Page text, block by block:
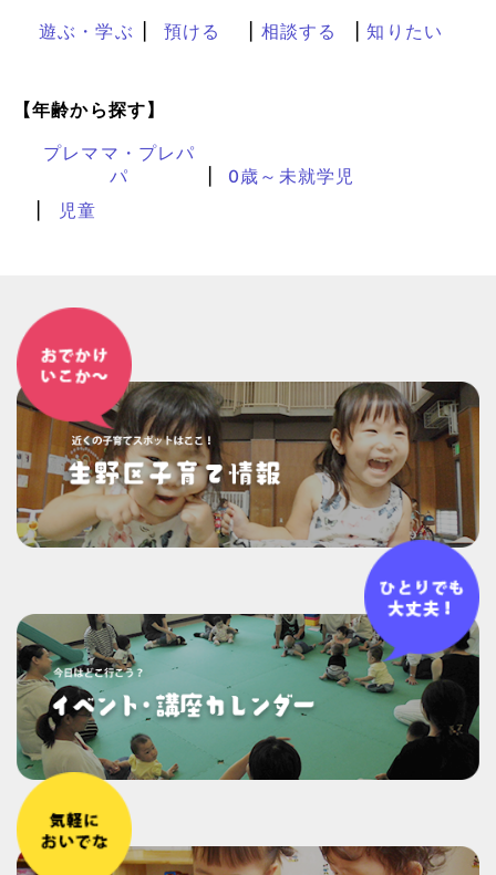
遊ぶ・学ぶ 預ける 相談する 知りたい
【年齢から探す】
プレママ・プレパ
パ
0歳～未就学児
児童